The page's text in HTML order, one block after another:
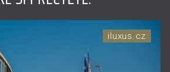
iluxus.cz